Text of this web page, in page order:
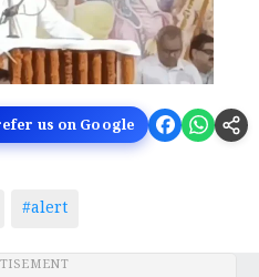
us on Google
#alert